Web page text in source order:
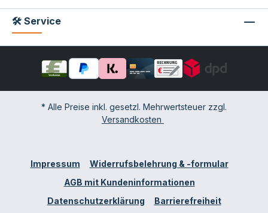
🛠 Service
* Alle Preise inkl. gesetzl. Mehrwertsteuer zzgl.
Versandkosten
Impressum
Widerrufsbelehrung & -formular
AGB mit Kundeninformationen
Datenschutzerklärung
Barrierefreiheit